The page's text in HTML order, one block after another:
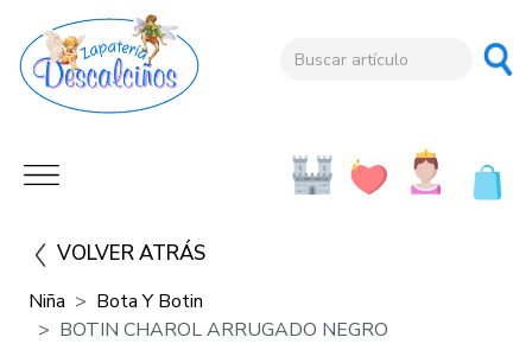
VOLVER ATRÁS
Niña
Bota Y Botin
BOTIN CHAROL ARRUGADO NEGRO